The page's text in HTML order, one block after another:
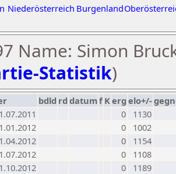
Niederösterreich Burgenland
Name: Simon
Statistik)
bdld rd datumf Kerg elo+/-
0
1130
0
1002
0
1154
0
1108
0
1189